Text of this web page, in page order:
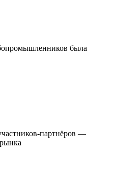
была
партнёров —